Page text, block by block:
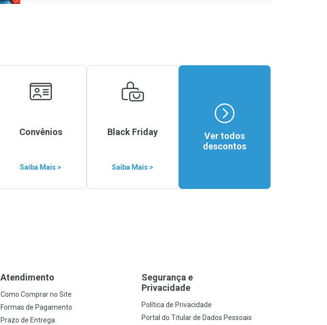
Convênios
Saiba Mais >
Black Friday
Saiba Mais >
Ver todos
descontos
Atendimento
Como Comprar no Site
Formas de Pagamento
Prazo de Entrega
Segurança e
Privacidade
Política de Privacidade
Portal do Titular de Dados Pessoais